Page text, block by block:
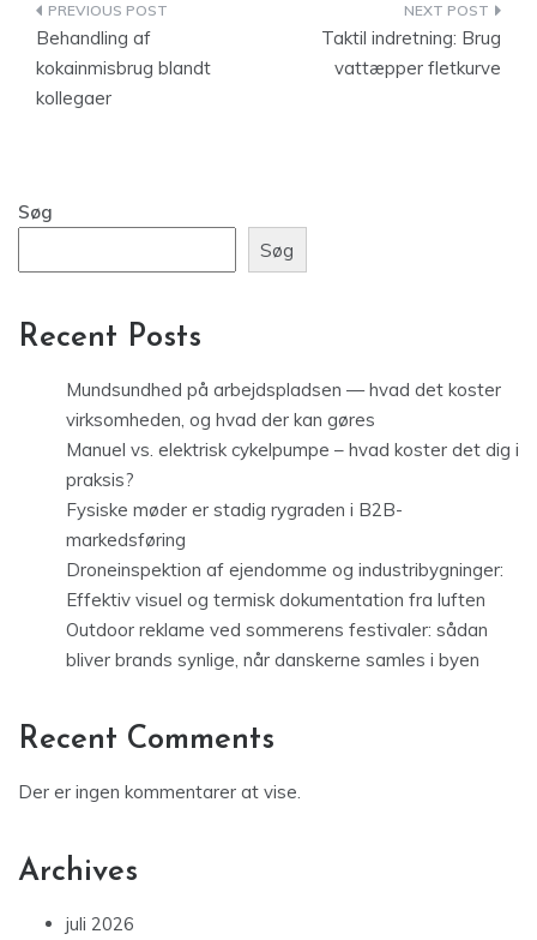
Indlægsnavigation
Behandling af
kokainmisbrug blandt
kollegaer
Taktil indretning: Brug
vattæpper fletkurve
Søg
Søg
Recent Posts
Mundsundhed på arbejdspladsen — hvad det koster
virksomheden, og hvad der kan gøres
Manuel vs. elektrisk cykelpumpe – hvad koster det dig i
praksis?
Fysiske møder er stadig rygraden i B2B-
markedsføring
Droneinspektion af ejendomme og industribygninger:
Effektiv visuel og termisk dokumentation fra luften
Outdoor reklame ved sommerens festivaler: sådan
bliver brands synlige, når danskerne samles i byen
Recent Comments
Der er ingen kommentarer at vise.
Archives
juli 2026